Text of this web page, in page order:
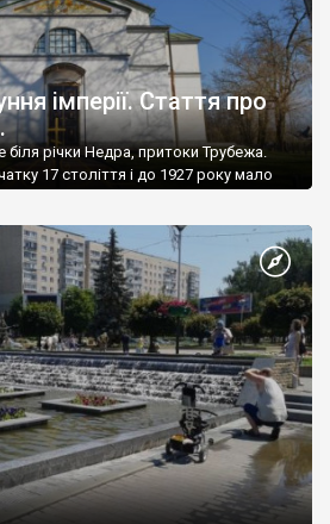
імперії. Стаття про
річки Недра, притоки Трубежа.
17 століття і до 1927 року мало